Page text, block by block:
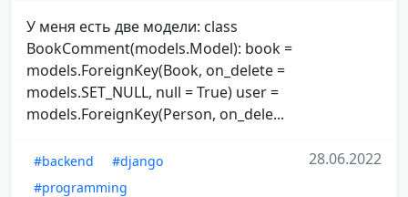
У меня есть две модели: class
BookComment(models.Model): book =
models.ForeignKey(Book, on_delete =
models.SET_NULL, null = True) user =
models.ForeignKey(Person, on_dele...
#backend
#django
#programming
28.06.2022